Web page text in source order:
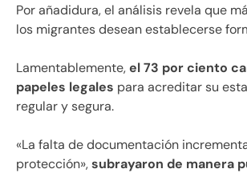
Por añadidura, el análisis revela que
los migrantes desean establecerse
Lamentablemente,el 73 por ciento
papeles legales para acreditar su
regular y segura.
«La falta de documentación
protección»,subrayaron de manera